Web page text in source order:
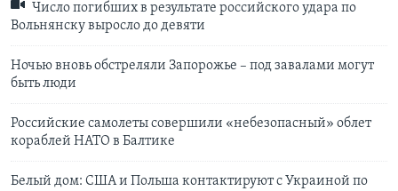
Число погибших в результате российского удара по
Вольнянску выросло до девяти
Ночью вновь обстреляли Запорожье – под завалами могут
быть люди
Российские самолеты совершили «небезопасный» облет
кораблей НАТО в Балтике
Белый дом: США и Польша контактируют с Украиной по